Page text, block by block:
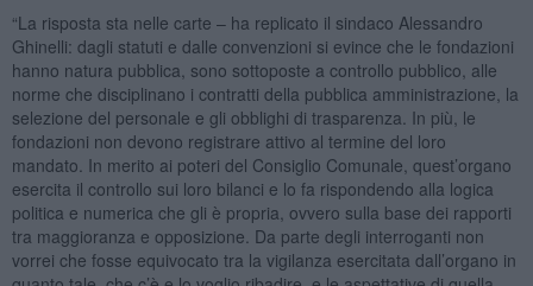
“La risposta sta nelle carte – ha replicato il sindaco Alessandro
Ghinelli: dagli statuti e dalle convenzioni si evince che le fondazioni
hanno natura pubblica, sono sottoposte a controllo pubblico, alle
norme che disciplinano i contratti della pubblica amministrazione, la
selezione del personale e gli obblighi di trasparenza. In più, le
fondazioni non devono registrare attivo al termine del loro
mandato. In merito ai poteri del Consiglio Comunale, quest’organo
esercita il controllo sui loro bilanci e lo fa rispondendo alla logica
politica e numerica che gli è propria, ovvero sulla base dei rapporti
tra maggioranza e opposizione. Da parte degli interroganti non
vorrei che fosse equivocato tra la vigilanza esercitata dall’organo in